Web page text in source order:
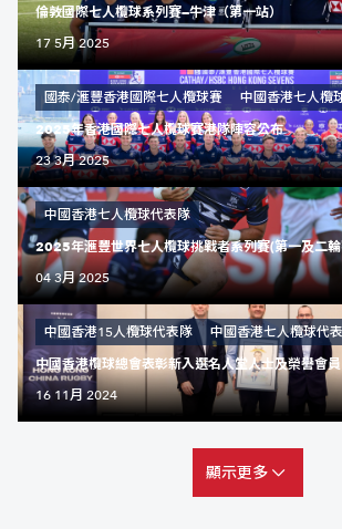
倫敦國際七人欖球系列賽—牛津（第一站）
17 5月 2025
國泰/滙豐香港國際七人欖球賽
中國香港七人欖
2025年香港國際七人欖球賽港隊陣容公布
23 3月 2025
中國香港七人欖球代表隊
2025年滙豐世界七人欖球挑戰者系列賽(第一及二
04 3月 2025
中國香港15人欖球代表隊
中國香港七人欖球代
中國香港欖球總會表彰新入選名人堂人士及榮譽會員
16 11月 2024
顯示更多